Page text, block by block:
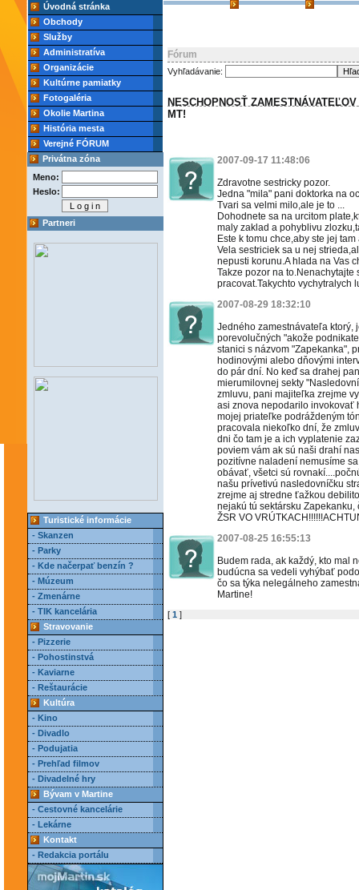
Úvodná stránka
Obchody
Služby
Administratíva
Organizácie
Kultúrne pamiatky
Fotogaléria
Okolie Martina
História mesta
Verejné FÓRUM
Privátna zóna
Meno:
Heslo:
Partneri
Turistické informácie
- Skanzen
- Parky
- Kde načerpať benzín ?
- Múzeum
- Zmenárne
- TIK kancelária
Stravovanie
- Pizzerie
- Pohostinstvá
- Kaviarne
- Reštaurácie
Kultúra
- Kino
- Divadlo
- Podujatia
- Prehľad filmov
- Divadelné hry
Bývam v Martine
- Cestovné kancelárie
- Lekárne
Kontakt
- Redakcia portálu
Fórum
Vyhľadávanie:
NESCHOPNOSŤ
MT!
2007-09-17 11:48:06
Zdravotne sestricky pozor.
Jedna "mila" pani doktorka na
Tvari sa velmi milo,ale je to ...
Dohodnete sa na urcitom
maly zaklad a pohyblivu
Este k tomu chce,aby ste jej
Vela sestriciek sa u nej
nepusti korunu.A hlada na Vas
Takze pozor na
pracovat.Takychto vychytralych
2007-08-29 18:32:10
Jedného zamestnávateľa ktorý,
porevolučných "akože
stanici s názvom "Zapekanka",
hodinovými alebo dňovými
do pár dní. No keď sa drahej
mierumilovnej sekty
zmluvu, pani majiteľka zrejme
asi znova nepodarilo invokovať
mojej priateľke podráždeným
pracovala niekoľko dní, že
dni čo tam je a ich vyplatenie
poviem vám ak sú naši drahí
pozitívne naladení nemusíme
obávať, všetci sú
našu prívetivú nasledovníčku
zrejme aj stredne ťažkou
nejakú tú sektársku Zapekanku,
ŽSR VO
2007-08-25 16:55:13
Budem rada, ak každý, kto mal
budúcna sa vedeli vyhýbať
čo sa týka nelegálneho
Martine!
[ 1 ]